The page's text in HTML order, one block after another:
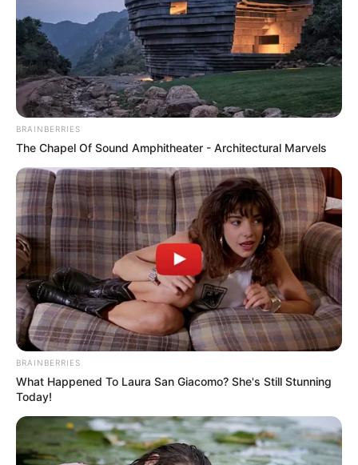
สีมงคลที่ควรใช้
สีเขียว เสริมอำนาจวาสนาบารมี
สีดำ ม่วง ดีทางการเงินและโชคลาภ
สีฟ้า คราม น้ำเงิน น้ำทะเล ดีทางคนรักใคร่สนับสนุน
สีอับโชค ไม่ควรใช้
BRAINBERRIES
The Chapel Of Sound Amphitheater - Architectural Marvels
BRAINBERRIES
What Happened To Laura San Giacomo? She's Still Stunning
Today!